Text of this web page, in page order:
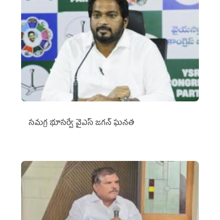
స‌మ‌గ్ర భూస‌ర్వే వైఎస్ జ‌గ‌న్ ఘ‌న‌త